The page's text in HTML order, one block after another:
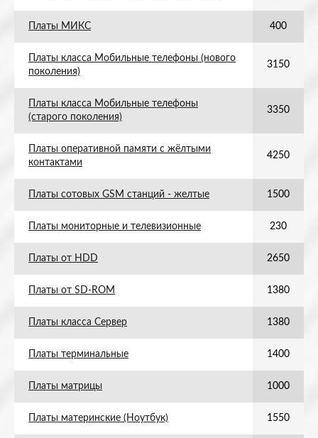
Платы МИКС 400
Платы класса Мобильные телефоны (нового
поколения)
3150
Платы класса Мобильные телефоны
(старого поколения)
3350
Платы оперативной памяти с жёлтыми
контактами
4250
Платы сотовых GSM станций - желтые 1500
Платы мониторные и телевизионные 230
Платы от HDD 2650
Платы от SD-ROM 1380
Платы класса Сервер 1380
Платы терминальные 1400
Платы матрицы 1000
Платы материнские (Ноутбук) 1550